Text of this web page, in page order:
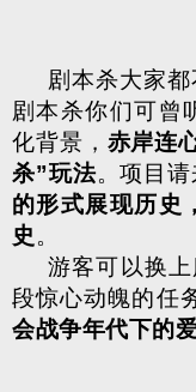
剧本杀大家
剧本杀你们可曾
化背景， 赤岸连
杀”玩法。项目请
的形式展现历史
史 。
游客可以换
段惊心动魄的任
会战争年代下的